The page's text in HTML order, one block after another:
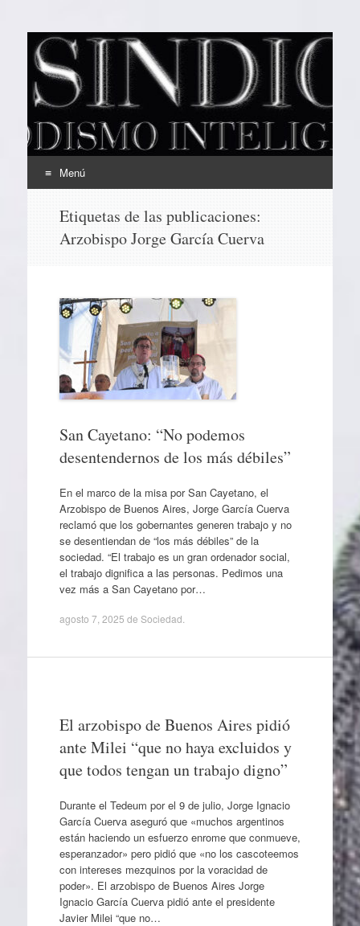
EL SINDICAL
Periodismo Inteligente
Menú
contenido
Etiquetas de las publicaciones:
Arzobispo Jorge García Cuerva
San Cayetano: “No podemos
desentendernos de los más débiles”
En el marco de la misa por San Cayetano, el
Arzobispo de Buenos Aires, Jorge García Cuerva
reclamó que los gobernantes generen trabajo y no
se desentiendan de “los más débiles” de la
sociedad. “El trabajo es un gran ordenador social,
el trabajo dignifica a las personas. Pedimos una
vez más a San Cayetano por…
agosto 7, 2025 de Sociedad
El arzobispo de Buenos Aires pidió
ante Milei “que no haya excluidos y
que todos tengan un trabajo digno”
Durante el Tedeum por el 9 de julio, Jorge Ignacio
García Cuerva aseguró que «muchos argentinos
están haciendo un esfuerzo enrome que conmueve,
esperanzador» pero pidió que «no los cascoteemos
con intereses mezquinos por la voracidad de
poder». El arzobispo de Buenos Aires Jorge
Ignacio García Cuerva pidió ante el presidente
Javier Milei “que no…